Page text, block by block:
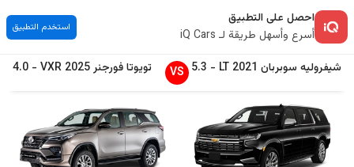
احصل على التطبيق
أسرع وأسهل طريقة لـ iQ Cars
استخدم التطبيق
شيفروليه سوبربان 2021
LT
-
5.3
VS تويوتافورجنر2025
VXR
-
4.0